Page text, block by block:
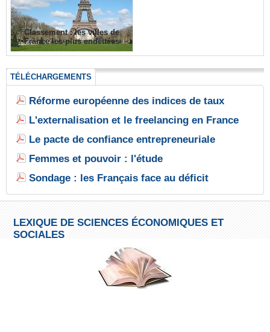
Classement : les villes de
France les plus endettées
TÉLÉCHARGEMENTS
Réforme européenne des indices de taux
L'externalisation et le freelancing en France
Le pacte de confiance entrepreneuriale
Femmes et pouvoir : l'étude
Sondage : les Français face au déficit
LEXIQUE DE SCIENCES ÉCONOMIQUES ET
SOCIALES